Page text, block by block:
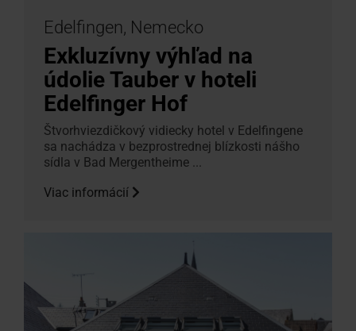
Edelfingen, Nemecko
Exkluzívny výhľad na
údolie Tauber v hoteli
Edelfinger Hof
Štvorhviezdičkový vidiecky hotel v Edelfingene
sa nachádza v bezprostrednej blízkosti nášho
sídla v Bad Mergentheime ...
Viac informácií